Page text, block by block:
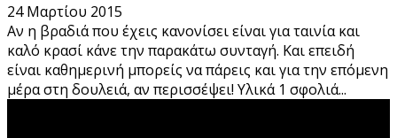
24 Μαρτίου 2015
Αν η βραδιά που έχεις κανονίσει είναι για ταινία και
καλό κρασί κάνε την παρακάτω συνταγή. Και επειδή
είναι καθημερινή μπορείς να πάρεις και για την επόμενη
μέρα στη δουλειά, αν περισσέψει! Υλικά 1 σφολιά...